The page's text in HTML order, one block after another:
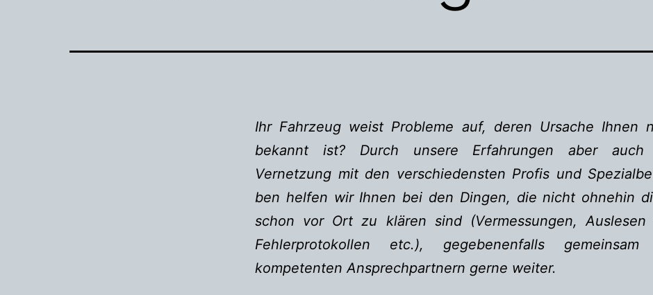
Ihr Fahrzeug weist Probleme auf, deren Ursache Ihnen
bekannt ist? Durch unsere Er­­fa­hrungen aber auch
Vernetzung mit den verschiedensten Profis und
ben helfen wir Ihnen bei den Dingen, die nicht ohnehin
schon vor Ort zu klären sind (Vermessungen, Auslesen
Fehlerprotokollen etc.), gegebenenfalls
kompetenten Ansprechpartnern gerne weiter.